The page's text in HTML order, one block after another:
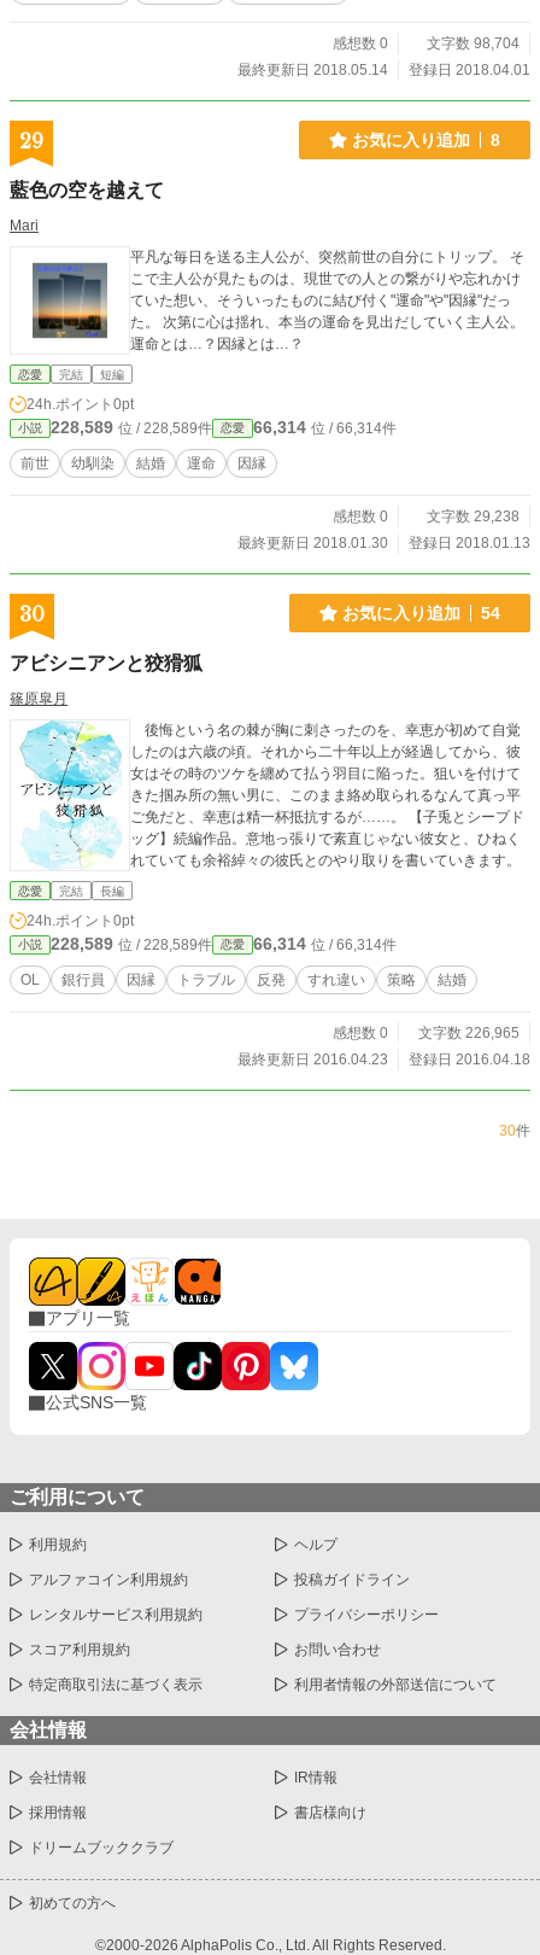
感想数 0
文字数 98,704
最終更新日 2018.05.14
登録日 2018.04.01
29 お気に入り追加 8
藍色の空を越えて
Mari
平凡な毎日を送る主人公が、突然前世の自分にトリップ。 そ
こで主人公が見たものは、現世での人との繋がりや忘れかけ
ていた想い、そういったものに結び付く"運命"や"因縁"だっ
た。 次第に心は揺れ、本当の運命を見出だしていく主人公。
運命とは…？因縁とは…？
恋愛 完結 短編
24h.ポイント 0pt
小説 228,589 位 / 228,589件 恋愛 66,314 位 / 66,314件
前世 幼馴染 結婚 運命 因縁
感想数 0
文字数 29,238
最終更新日 2018.01.30
登録日 2018.01.13
30 お気に入り追加 54
アビシニアンと狡猾狐
篠原皐月
後悔という名の棘が胸に刺さったのを、幸恵が初めて自覚
したのは六歳の頃。それから二十年以上が経過してから、彼
女はその時のツケを纏めて払う羽目に陥った。狙いを付けて
きた掴み所の無い男に、このまま絡め取られるなんて真っ平
ご免だと、幸恵は精一杯抵抗するが……。 【子兎とシープド
ッグ】続編作品。意地っ張りで素直じゃない彼女と、ひねく
れていても余裕綽々の彼氏とのやり取りを書いていきます。
恋愛 完結 長編
24h.ポイント 0pt
小説 228,589 位 / 228,589件 恋愛 66,314 位 / 66,314件
OL 銀行員 因縁 トラブル 反発 すれ違い 策略 結婚
感想数 0
文字数 226,965
最終更新日 2016.04.23
登録日 2016.04.18
30件
アプリ一覧
公式SNS一覧
ご利用について
利用規約 ヘルプ
アルファコイン利用規約 投稿ガイドライン
レンタルサービス利用規約 プライバシーポリシー
スコア利用規約 お問い合わせ
特定商取引法に基づく表示 利用者情報の外部送信について
会社情報
会社情報 IR情報
採用情報 書店様向け
ドリームブッククラブ
初めての方へ
©2000-2026 AlphaPolis Co., Ltd. All Rights Reserved.